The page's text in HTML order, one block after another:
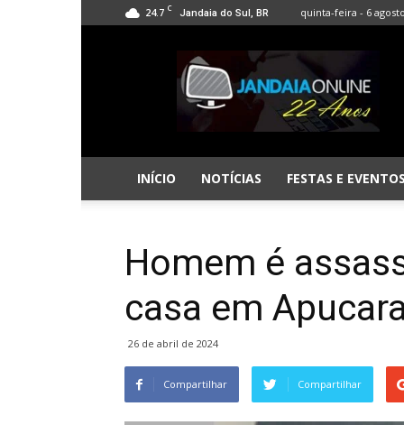
24.7 C Jandaia do Sul, BR quinta-feira - 6
Jandaia
Online
INÍCIO NOTÍCIAS FESTAS E EVENTOS
Homem é
casa em
26 de abril de 2024
Compartilhar Compartilhar